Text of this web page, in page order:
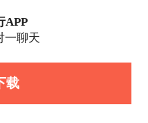
APP
一聊天
载